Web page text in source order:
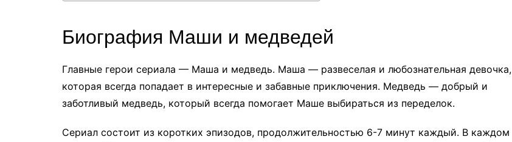
Биография Маши и медведей
Главные герои сериала — Маша и медведь. Маша — развеселая и любознательная девочка,
которая всегда попадает в интересные и забавные приключения. Медведь — добрый и
заботливый медведь, который всегда помогает Маше выбираться из переделок.
Сериал состоит из коротких эпизодов, продолжительностью 6-7 минут каждый. В каждом